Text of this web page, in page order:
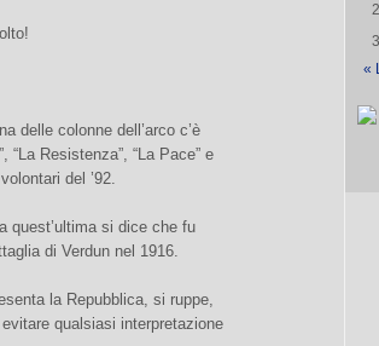
delle colonne dell’arco c’è
Resistenza”, “La Pace” e
del ’92.
quest’ultima si dice che fu
di Verdun nel 1916.
la Repubblica, si ruppe,
qualsiasi interpretazione
«